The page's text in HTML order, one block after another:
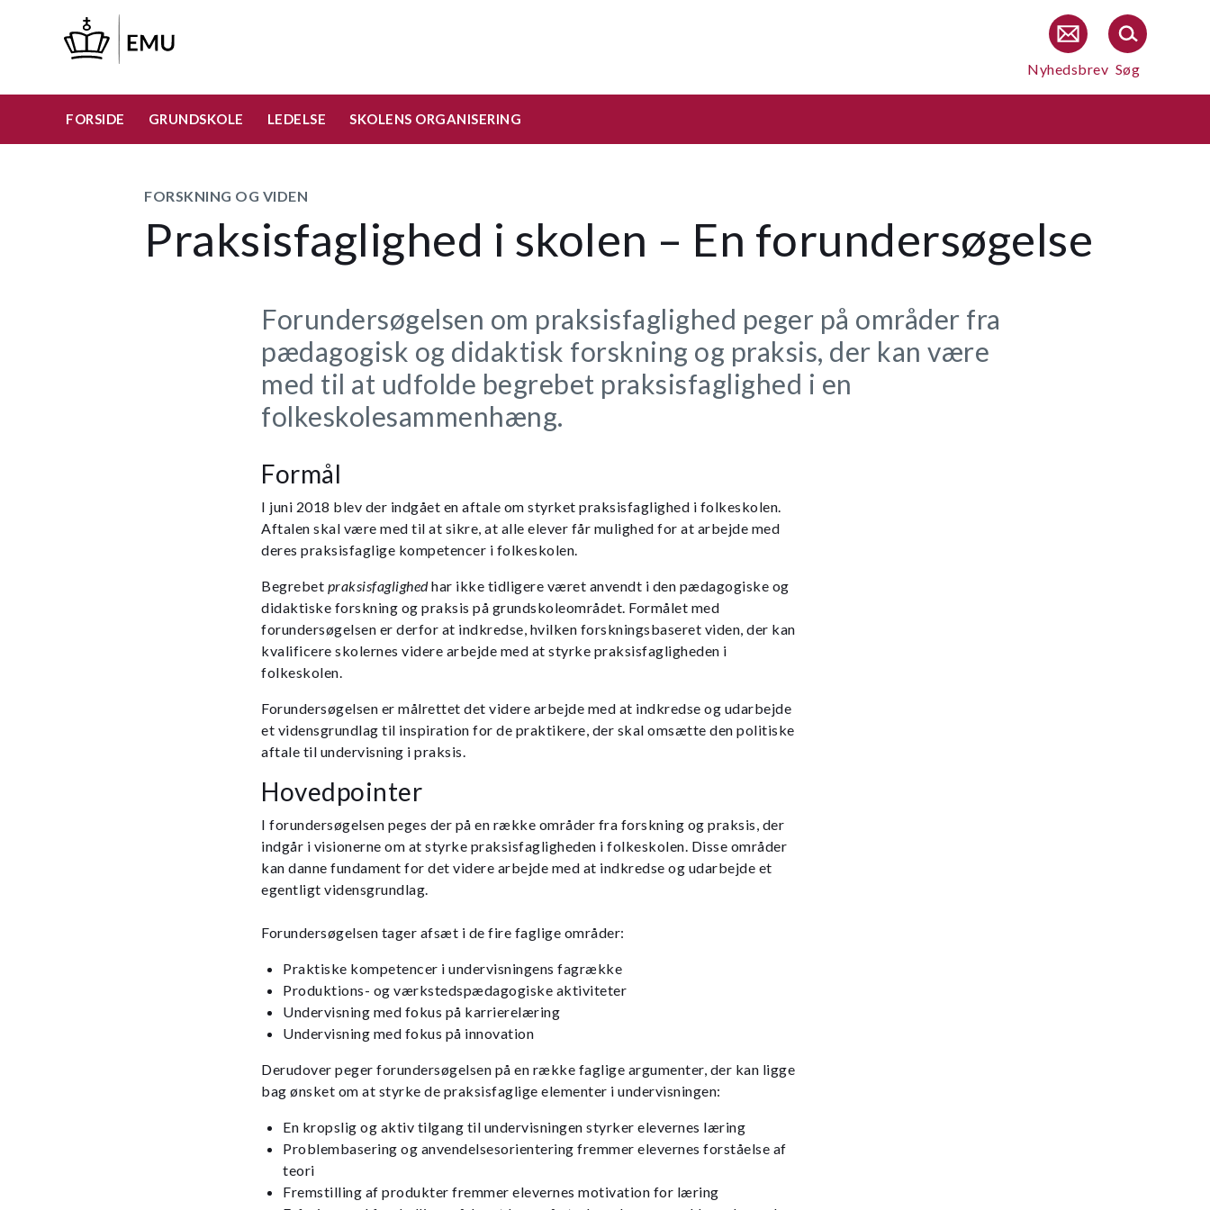
hovedindhold
Nyhedsbrev Søg
FORSIDE GRUNDSKOLE LEDELSE SKOLENS ORGANISERING
FORSKNING OG VIDEN
Praksisfaglighed i skolen – En forundersøgelse
Forundersøgelsen om praksisfaglighed peger på områder fra
pædagogisk og didaktisk forskning og praksis, der kan være
med til at udfolde begrebet praksisfaglighed i en
folkeskolesammenhæng.
Formål
I juni 2018 blev der indgået en aftale om styrket praksisfaglighed i folkeskolen.
Aftalen skal være med til at sikre, at alle elever får mulighed for at arbejde med
deres praksisfaglige kompetencer i folkeskolen.
Begrebet praksisfaglighedhar ikke tidligere været anvendt i den pædagogiske og
didaktiske forskning og praksis på grundskoleområdet. Formålet med
forundersøgelsen er derfor at indkredse, hvilken forskningsbaseret viden, der kan
kvalificere skolernes videre arbejde med at styrke praksisfagligheden i
folkeskolen.
Forundersøgelsen er målrettet det videre arbejde med at indkredse og udarbejde
et vidensgrundlag til inspiration for de praktikere, der skal omsætte den politiske
aftale til undervisning i praksis.
Hovedpointer
I forundersøgelsen peges der på en række områder fra forskning og praksis, der
indgår i visionerne om at styrke praksisfagligheden i folkeskolen. Disse områder
kan danne fundament for det videre arbejde med at indkredse og udarbejde et
egentligt vidensgrundlag.
Forundersøgelsen tager afsæt i de fire faglige områder:
Praktiske kompetencer i undervisningens fagrække
Produktions- og værkstedspædagogiske aktiviteter
Undervisning med fokus på karrierelæring
Undervisning med fokus på innovation
Derudover peger forundersøgelsen på en række faglige argumenter, der kan ligge
bag ønsket om at styrke de praksisfaglige elementer i undervisningen:
En kropslig og aktiv tilgang til undervisningen styrker elevernes læring
Problembasering og anvendelsesorientering fremmer elevernes forståelse af
teori
Fremstilling af produkter fremmer elevernes motivation for læring